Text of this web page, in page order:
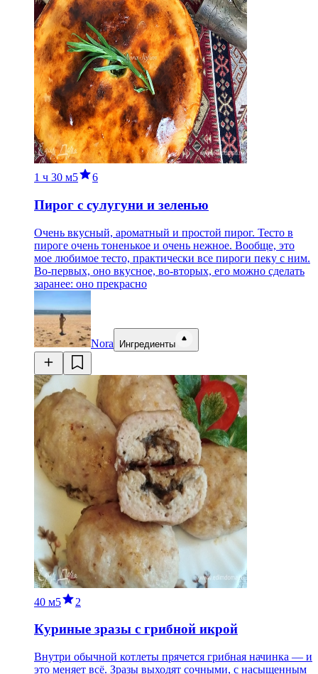
1 ч 30 м5 6
Пирог с сулугуни и зеленью
Очень вкусный, ароматный и простой пирог. Тесто в
пироге очень тоненькое и очень нежное. Вообще, это
мое любимое тесто, практически все пироги пеку с ним.
Во-первых, оно вкусное, во-вторых, его можно сделать
заранее: оно прекрасно
Nora Ингредиенты
40 м5 2
Куриные зразы с грибной икрой
Внутри обычной котлеты прячется грибная начинка — и
это меняет всё. Зразы выходят сочными, с насыщенным